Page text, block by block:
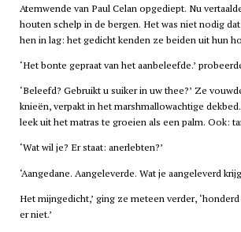
Atemwende van Paul Celan opgediept. Nu
houten schelp in de bergen. Het was niet nodig
hen in lag: het gedicht kenden ze beiden uit hun
‘Het bonte gepraat van het aanbeleefde.’
‘Beleefd? Gebruikt u suiker in uw thee?’ Ze
knieën, verpakt in het marshmallowachtige
leek uit het matras te groeien als een palm. Ook:
‘Wat wil je? Er staat: anerlebten?’
‘Aangedane. Aangeleverde. Wat je aangeleverd
Het mijngedicht,’ ging ze meteen verder,
er niet.’